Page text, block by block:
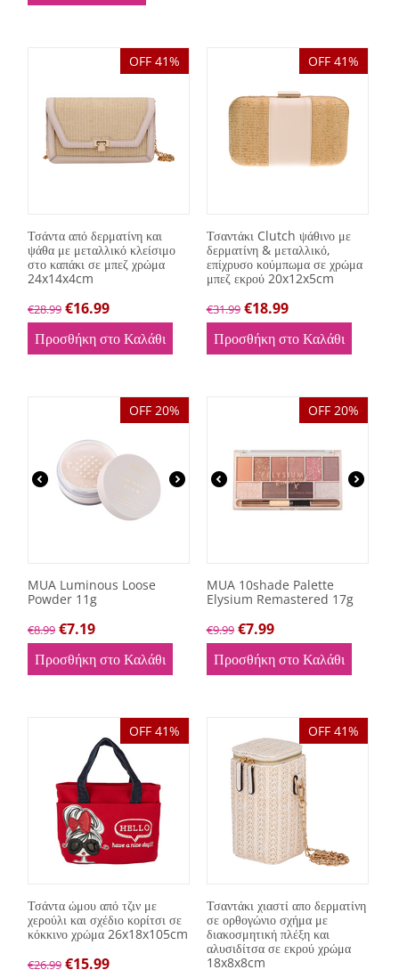
OFF 41%
Τσάντα από δερματίνη και
ψάθα με μεταλλικό κλείσιμο
στο καπάκι σε μπεζ χρώμα
24x14x4cm
€28.99 €16.99
Προσθήκη στο Καλάθι
OFF 41%
Τσαντάκι Clutch ψάθινο με
δερματίνη & μεταλλικό,
επίχρυσο κούμπωμα σε χρώμα
μπεζ εκρού 20x12x5cm
€31.99 €18.99
Προσθήκη στο Καλάθι
OFF 20%
MUA Luminous Loose
Powder 11g
€8.99 €7.19
Προσθήκη στο Καλάθι
OFF 20%
MUA 10shade Palette
Elysium Remastered 17g
€9.99 €7.99
Προσθήκη στο Καλάθι
OFF 41%
Τσάντα ώμου από τζιν με
χερούλι και σχέδιο κορίτσι σε
κόκκινο χρώμα 26x18x105cm
€26.99 €15.99
OFF 41%
Τσαντάκι χιαστί απο δερματίνη
σε ορθογώνιο σχήμα με
διακοσμητική πλέξη και
αλυσιδίτσα σε εκρού χρώμα
18x8x8cm